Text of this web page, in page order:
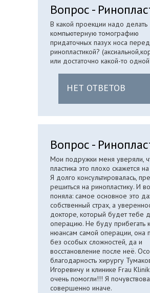
Вопрос -
В какой проекции надо делать
компьютерную томографию
придаточных пазух носа перед
ринопластикой?
или достаточно какой-то
НЕТ ОТВЕТОВ
Вопрос -
Мои подружки меня уверяли,
пластика это плохо скажется
Я долго консультировалась,
решиться на ринопластику. И
поняла: самое основное это
собственный страх, а
докторе, который будет тебе
операцию. Не буду прибегать к
нюансам самой операции, она
без особых сложностей, да и
восстановление после неё.
благодарность хирургу
Игоревичу и клинике Frau
очень помогли!!! Я
совершенно иначе.